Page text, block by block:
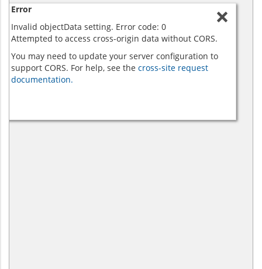
Error
Invalid objectData setting. Error code: 0
Attempted to access cross-origin data without CORS.
You may need to update your server configuration to
support CORS. For help, see the cross-site request
documentation.